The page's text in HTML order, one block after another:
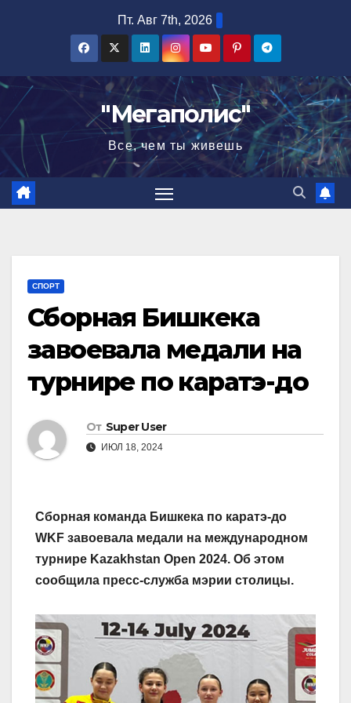
Пт. Авг 7th, 2026
"Мегаполис"
Все, чем ты живешь
СПОРТ
Сборная Бишкека
завоевала медали на
турнире по каратэ-до
От Super User
ИЮЛ 18, 2024
Сборная команда Бишкека по каратэ-до
WKF завоевала медали на международном
турнире Kazakhstan Open 2024. Об этом
сообщила пресс-служба мэрии столицы.